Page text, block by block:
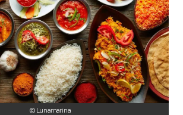
© Lunamarina